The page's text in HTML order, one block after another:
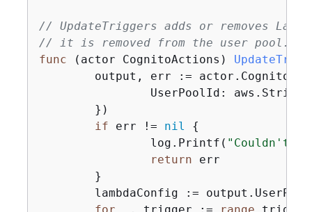
// UpdateTriggers adds or removes
// it is removed from the user pool.
func
(actor CognitoActions)
output, err :=
if err != nil
{
		log.Printf(
"Couldn't
return err